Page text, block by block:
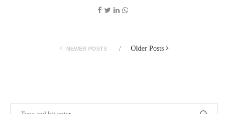
NEWER POSTS Older Posts